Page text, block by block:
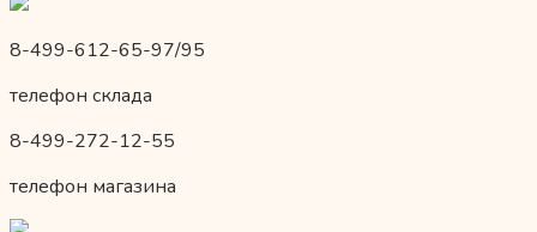
8-499-612-65-97/95
телефон склада
8-499-272-12-55
телефон магазина